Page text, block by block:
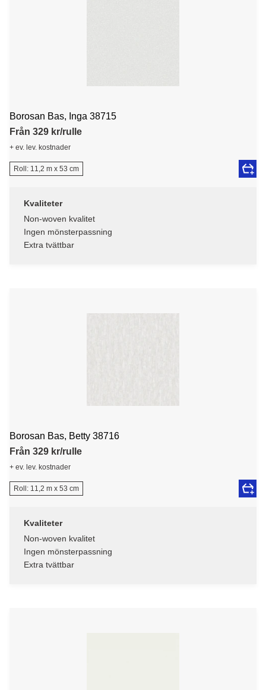
Borosan Bas, Inga 38715
Från 329 kr/rulle
+ ev. lev. kostnader
Roll: 11,2 m x 53 cm
Kvaliteter
Non-woven kvalitet
Ingen mönsterpassning
Extra tvättbar
Borosan Bas, Betty 38716
Från 329 kr/rulle
+ ev. lev. kostnader
Roll: 11,2 m x 53 cm
Kvaliteter
Non-woven kvalitet
Ingen mönsterpassning
Extra tvättbar